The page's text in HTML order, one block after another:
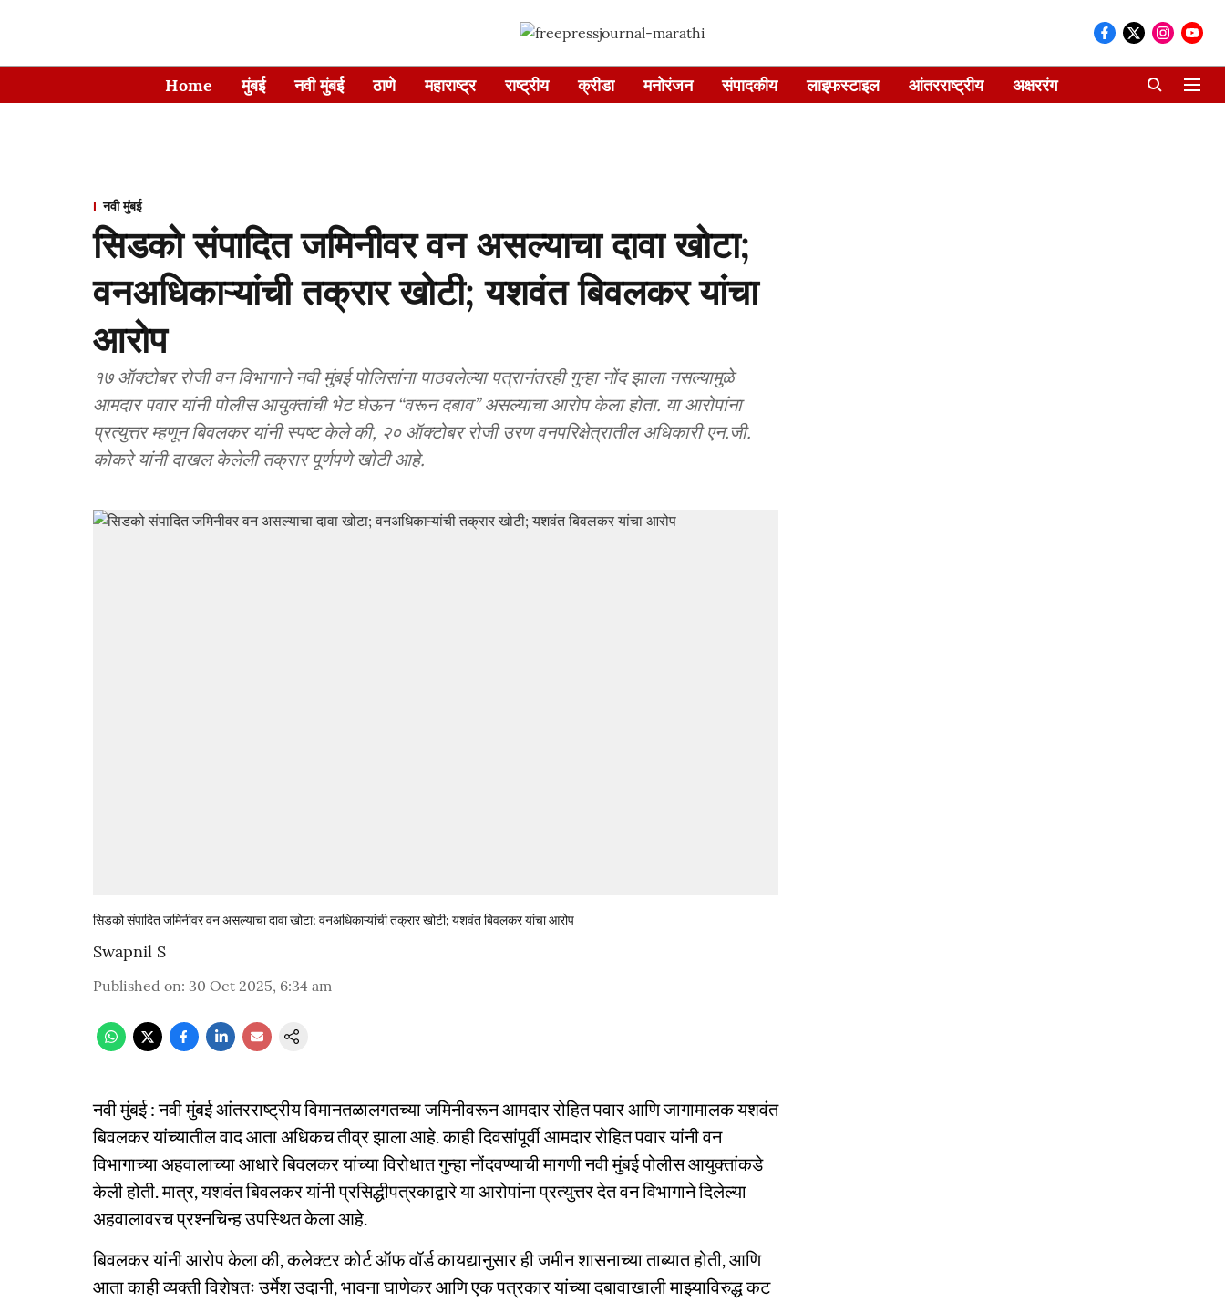
Home मुंबई नवी मुंबई ठाणे महाराष्ट्र राष्ट्रीय क्रीडा मनोरंजन संपादकीय लाइफस्टाइल आंतरराष्ट्रीय अक्षररंग
नवी मुंबई
सिडको संपादित जमिनीवर वन असल्याचा दावा खोटा;
वनअधिकाऱ्यांची तक्रार खोटी; यशवंत बिवलकर यांचा
आरोप
१७ ऑक्टोबर रोजी वन विभागाने नवी मुंबई पोलिसांना पाठवलेल्या पत्रानंतरही गुन्हा नोंद झाला नसल्यामुळे
आमदार पवार यांनी पोलीस आयुक्तांची भेट घेऊन “वरून दबाव” असल्याचा आरोप केला होता. या आरोपांना
प्रत्युत्तर म्हणून बिवलकर यांनी स्पष्ट केले की, २० ऑक्टोबर रोजी उरण वनपरिक्षेत्रातील अधिकारी एन.जी.
कोकरे यांनी दाखल केलेली तक्रार पूर्णपणे खोटी आहे.
सिडको संपादित जमिनीवर वन असल्याचा दावा खोटा; वनअधिकाऱ्यांची तक्रार खोटी; यशवंत बिवलकर यांचा आरोप
Swapnil S
Published on: 30 Oct 2025, 6:34 am
नवी मुंबई : नवी मुंबई आंतरराष्ट्रीय विमानतळालगतच्या जमिनीवरून आमदार रोहित पवार आणि जागामालक यशवंत
बिवलकर यांच्यातील वाद आता अधिकच तीव्र झाला आहे. काही दिवसांपूर्वी आमदार रोहित पवार यांनी वन
विभागाच्या अहवालाच्या आधारे बिवलकर यांच्या विरोधात गुन्हा नोंदवण्याची मागणी नवी मुंबई पोलीस आयुक्तांकडे
केली होती. मात्र, यशवंत बिवलकर यांनी प्रसिद्धीपत्रकाद्वारे या आरोपांना प्रत्युत्तर देत वन विभागाने दिलेल्या
अहवालावरच प्रश्नचिन्ह उपस्थित केला आहे.
बिवलकर यांनी आरोप केला की, कलेक्टर कोर्ट ऑफ वॉर्ड कायद्यानुसार ही जमीन शासनाच्या ताब्यात होती, आणि
आता काही व्यक्ती विशेषतः उर्मेश उदानी, भावना घाणेकर आणि एक पत्रकार यांच्या दबावाखाली माझ्याविरुद्ध कट